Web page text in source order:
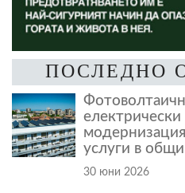
ПОСЛЕДНО
услуги в
30 юни 2026